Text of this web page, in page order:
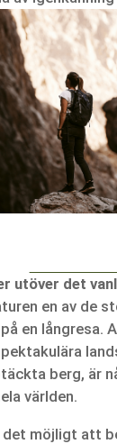
utöver det
en av de
en långresa.
berg, är
världen.
det möjligt att